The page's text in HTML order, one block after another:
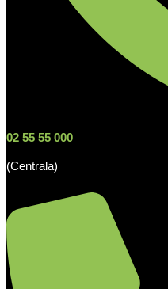
02 55 55 000
(Centrala)